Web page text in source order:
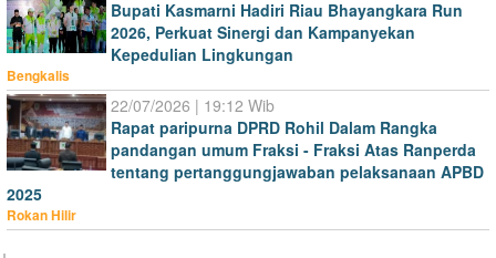
Bupati Kasmarni Hadiri Riau Bhayangkara Run
2026, Perkuat Sinergi dan Kampanyekan
Kepedulian Lingkungan
Bengkalis
22/07/2026 | 19:12 Wib
Rapat paripurna DPRD Rohil Dalam Rangka
pandangan umum Fraksi - Fraksi Atas Ranperda
tentang pertanggungjawaban pelaksanaan APBD
2025
Rokan Hilir